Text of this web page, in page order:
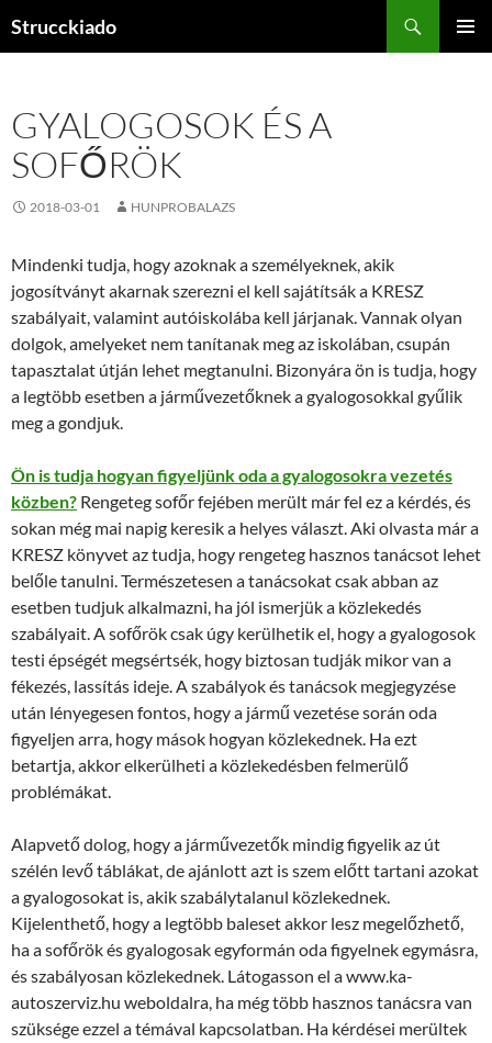
Strucckiado
GYALOGOSOK ÉS A
SOFŐRÖK
2018-03-01 HUNPROBALAZS
Mindenki tudja, hogy azoknak a személyeknek, akik
jogosítványt akarnak szerezni el kell sajátítsák a KRESZ
szabályait, valamint autóiskolába kell járjanak. Vannak olyan
dolgok, amelyeket nem tanítanak meg az iskolában, csupán
tapasztalat útján lehet megtanulni. Bizonyára ön is tudja, hogy
a legtöbb esetben a járművezetőknek a gyalogosokkal gyűlik
meg a gondjuk.
Ön is tudja hogyan figyeljünk oda a gyalogosokra vezetés
közben? Rengeteg sofőr fejében merült már fel ez a kérdés, és
sokan még mai napig keresik a helyes választ. Aki olvasta már a
KRESZ könyvet az tudja, hogy rengeteg hasznos tanácsot lehet
belőle tanulni. Természetesen a tanácsokat csak abban az
esetben tudjuk alkalmazni, ha jól ismerjük a közlekedés
szabályait. A sofőrök csak úgy kerülhetik el, hogy a gyalogosok
testi épségét megsértsék, hogy biztosan tudják mikor van a
fékezés, lassítás ideje. A szabályok és tanácsok megjegyzése
után lényegesen fontos, hogy a jármű vezetése során oda
figyeljen arra, hogy mások hogyan közlekednek. Ha ezt
betartja, akkor elkerülheti a közlekedésben felmerülő
problémákat.
Alapvető dolog, hogy a járművezetők mindig figyelik az út
szélén levő táblákat, de ajánlott azt is szem előtt tartani azokat
a gyalogosokat is, akik szabálytalanul közlekednek.
Kijelenthető, hogy a legtöbb baleset akkor lesz megelőzhető,
ha a sofőrök és gyalogosak egyformán oda figyelnek egymásra,
és szabályosan közlekednek. Látogasson el a www.ka-
autoszerviz.hu weboldalra, ha még több hasznos tanácsra van
szüksége ezzel a témával kapcsolatban. Ha kérdései merültek